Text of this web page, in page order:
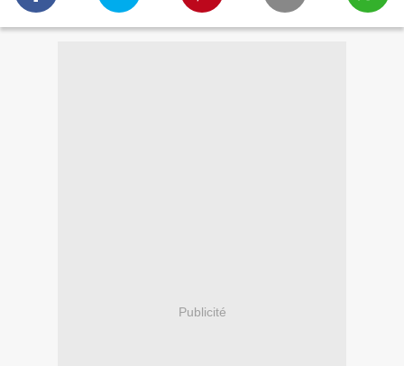
Publicité